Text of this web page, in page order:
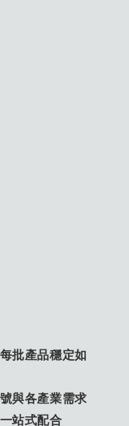
批產品穩定如
與各產業需求
站式配合